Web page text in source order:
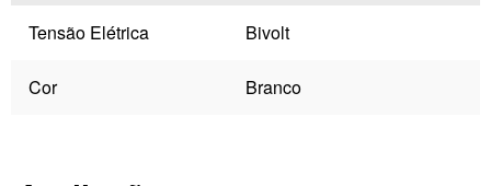
Tensão Elétrica
Bivolt
Cor Branco